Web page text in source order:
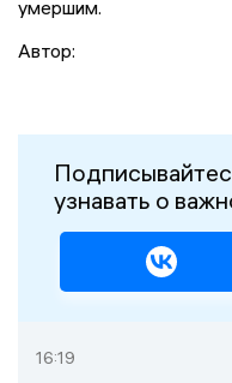
умершим.
Автор:
узнавать о
16:19